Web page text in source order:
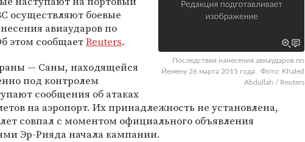
Последствия нанесения авиаударов по
Йемену 26 марта 2015 года . Фото: Khaled
Abdullah / Reuters
осуществляют боевые
авиаударов по
этом сообщаетReuters.
— Саны, находящейся
под контролем
сообщения об атаках
на аэропорт. Их принадлежность не установлена,
совпал с моментом официального объявления
Эр-Рияда начала кампании.